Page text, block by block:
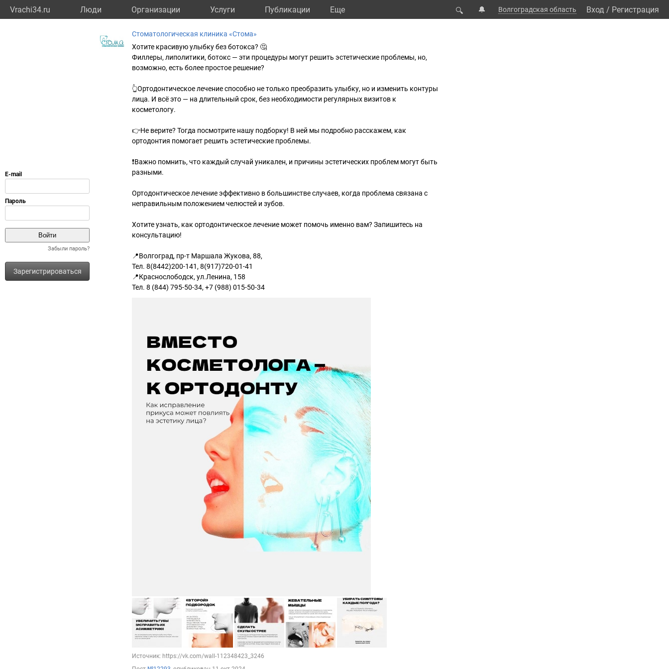
Vrachi34.ru Люди Организации Услуги Публикации Eще 🔍 🔔 Волгоградская область Вход / Регистрация
Забыли пароль?
Зарегистрироваться
Стоматологическая клиника «Стома»
Хотите красивую улыбку без ботокса? 🤔
Филлеры, липолитики, ботокс — эти процедуры могут решить эстетические проблемы, но,
возможно, есть более простое решение?
👆Ортодонтическое лечение способно не только преобразить улыбку, но и изменить контуры
лица. И всё это — на длительный срок, без необходимости регулярных визитов к
косметологу.
👉Не верите? Тогда посмотрите нашу подборку! В ней мы подробно расскажем, как
ортодонтия помогает решить эстетические проблемы.
❗Важно помнить, что каждый случай уникален, и причины эстетических проблем могут быть
разными.
Ортодонтическое лечение эффективно в большинстве случаев, когда проблема связана с
неправильным положением челюстей и зубов.
Хотите узнать, как ортодонтическое лечение может помочь именно вам? Запишитесь на
консультацию!
📍Волгоград, пр-т Маршала Жукова, 88,
Тел. 8(8442)200-141, 8(917)720-01-41
📍Краснослободск, ул.Ленина, 158
Тел. 8 (844) 795-50-34, +7 (988) 015-50-34
Источник: https://vk.com/wall-112348423_3246